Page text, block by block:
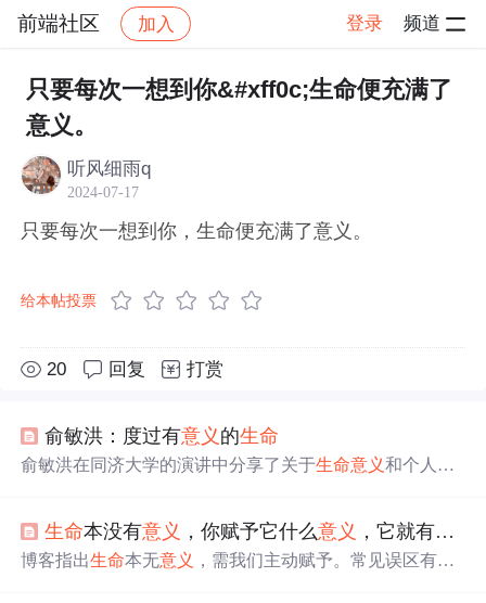
前端社区 加入 登录 频道
社区 前端社区 感慨 帖子详情
只要每次一想到你&#xff0c;生命便充满了
意义。
听风细雨q
2024-07-17
只要每次一想到你，生命便充满了意义。
给本帖投票
20 回复 打赏
俞敏洪：度过有意义 的生命
俞敏洪在同济大学的演讲中分享了关于生命意义和个人成
生命本没有意义 ，你赋予它什么意义 ，它就有什么
博客指出生命本无意义 ，需我们主动赋予。常见误区有